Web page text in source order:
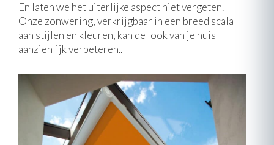
En laten we het uiterlijke aspect niet vergeten.
Onze zonwering, verkrijgbaar in een breed scala
aan stijlen en kleuren, kan de look van je huis
aanzienlijk verbeteren..